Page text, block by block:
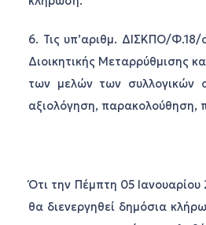
6. Τις υπ’αριθμ. ΔΙΣΚΠΟ/Φ.18/
Διοικητικής Μεταρρύθμισης
των μελών των συλλογικών
αξιολόγηση, παρακολούθηση,
Ότι την Πέμπτη 05
θα διενεργηθεί δημόσια